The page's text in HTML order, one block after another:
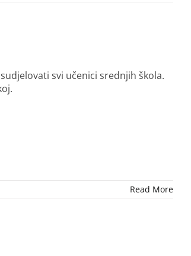
svi učenici srednjih škola.
Read More